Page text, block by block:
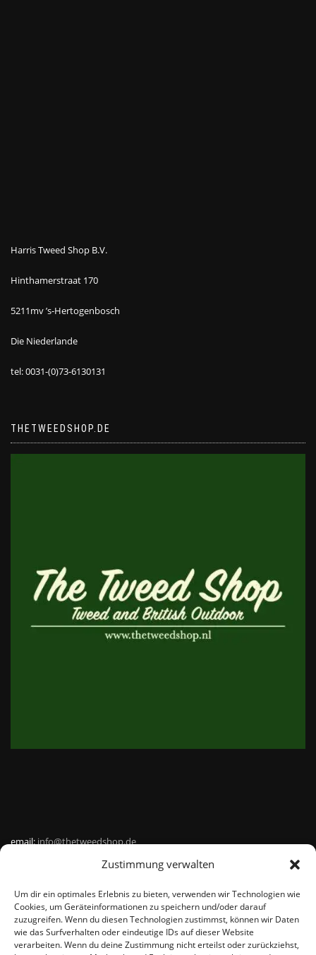
Zustimmung verwalten
Um dir ein optimales Erlebnis zu bieten, verwenden wir Technologien wie
Cookies, um Geräteinformationen zu speichern und/oder darauf
zuzugreifen. Wenn du diesen Technologien zustimmst, können wir Daten
wie das Surfverhalten oder eindeutige IDs auf dieser Website
verarbeiten. Wenn du deine Zustimmung nicht erteilst oder zurückziehst,
Harris Tweed Shop B.V.
Hinthamerstraat 170
5211mv ’s-Hertogenbosch
Die Niederlande
tel: 0031-(0)73-6130131
THETWEEDSHOP.DE
email:info@thetweedshop.de
Kvk Nummer: 88959732
MWSnr: NL864836247B01